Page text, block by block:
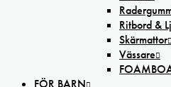
Ritbord &
Skärmattor
Vässare
FÖR BARN